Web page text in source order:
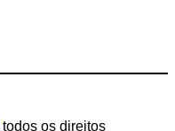
todos os direitos